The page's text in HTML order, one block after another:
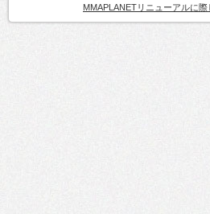
MMAPLANETリニューアルに際